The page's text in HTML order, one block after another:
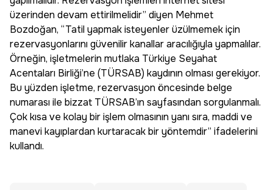
üzerinden devam ettirilmelidir” diyen Mehmet
Bozdoğan, “Tatil yapmak isteyenler üzülmemek için
rezervasyonlarını güvenilir kanallar aracılığıyla yapmalılar.
Örneğin, işletmelerin mutlaka Türkiye Seyahat
Acentaları Birliği’ne (TÜRSAB) kaydının olması gerekiyor.
Bu yüzden işletme, rezervasyon öncesinde belge
numarası ile bizzat TÜRSAB’ın sayfasından sorgulanmalı.
Çok kısa ve kolay bir işlem olmasının yanı sıra, maddi ve
manevi kayıplardan kurtaracak bir yöntemdir” ifadelerini
kullandı.